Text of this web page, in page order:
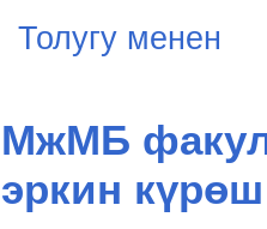
Толугу менен
МжМБ
эркин